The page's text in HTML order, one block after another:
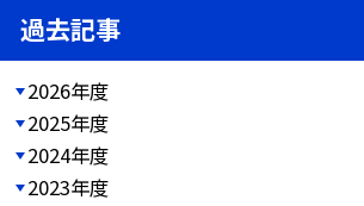
過去記事
2026年度
2025年度
2024年度
2023年度